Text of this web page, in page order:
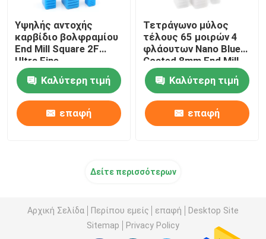
Υψηλής αντοχής
καρβίδιο βολφραμίου
End Mill Square 2F
Ultra Fine
Καλύτερη τιμή
επαφή
Τετράγωνο μύλος
τέλους 65 μοιρών 4
φλάουτων Nano Blue
Coated 8mm End Mill
Καλύτερη τιμή
επαφή
Δείτε περισσότερων
Αρχική Σελίδα Περίπου εμείς επαφή
Desktop Site
Sitemap
Privacy Policy